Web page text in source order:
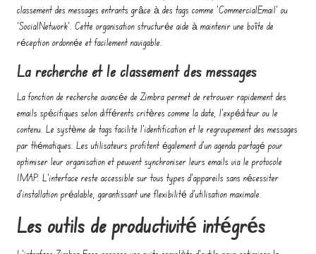
classement des messages entrants grâce à des tags comme ‘CommercialEmail’ ou
‘SocialNetwork’. Cette organisation structurée aide à maintenir une boîte de
réception ordonnée et facilement navigable.
La recherche et le classement des messages
La fonction de recherche avancée de Zimbra permet de retrouver rapidement des
emails spécifiques selon différents critères comme la date, l’expéditeur ou le
contenu. Le système de tags facilite l’identification et le regroupement des messages
par thématiques. Les utilisateurs profitent également d’un agenda partagé pour
optimiser leur organisation et peuvent synchroniser leurs emails via le protocole
IMAP. L’interface reste accessible sur tous types d’appareils sans nécessiter
d’installation préalable, garantissant une flexibilité d’utilisation maximale.
Les outils de productivité intégrés